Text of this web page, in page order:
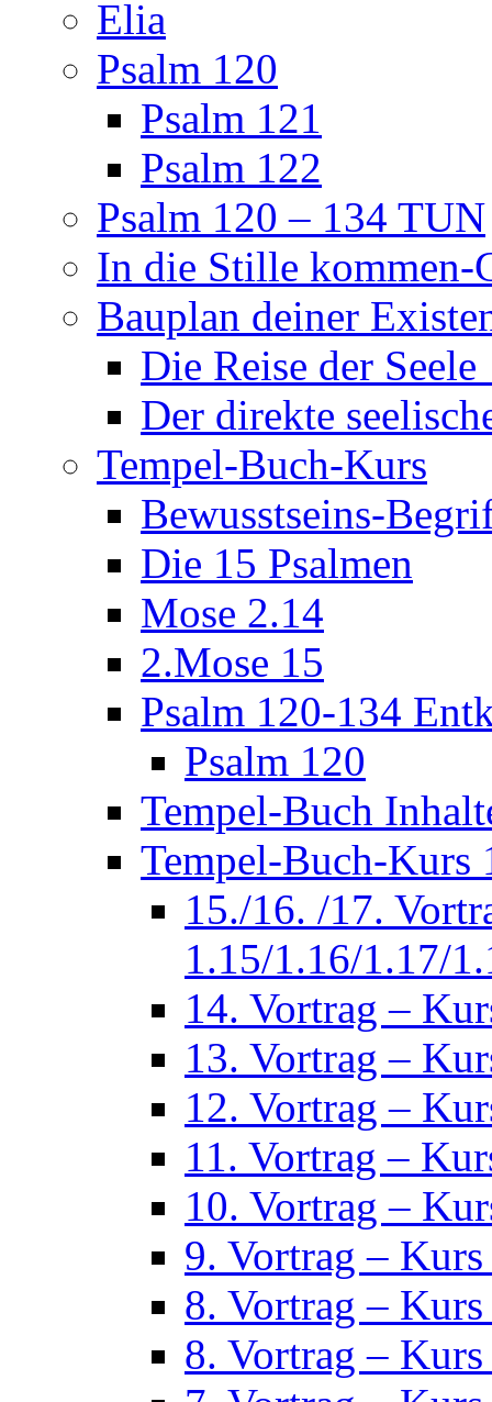
Elia
Psalm 120
Psalm 121
Psalm 122
Psalm 120 – 134 TUN
In die Stille kommen-
Bauplan deiner
Die Reise der
Der direkte
Tempel-Buch-Kurs
Bewusstseins-
Die 15 Psalmen
Mose 2.14
2.Mose 15
Psalm 120-134
Psalm 120
Tempel-Buch
Tempel-Buch-Kurs
15./16. /17.
1.15/1.16/1.17/
14. Vortrag –
13. Vortrag –
12. Vortrag –
11. Vortrag –
10. Vortrag –
9. Vortrag –
8. Vortrag –
8. Vortrag –